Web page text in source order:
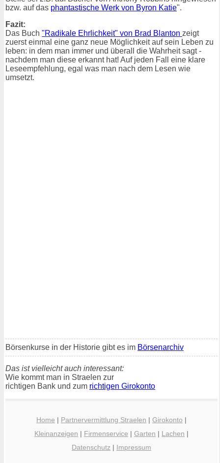
bzw. auf das phantastische Werk von Byron Katie".
Fazit:
Das Buch "Radikale Ehrlichkeit" von Brad Blanton zeigt
zuerst einmal eine ganz neue Möglichkeit auf sein Leben zu
leben: in dem man immer und überall die Wahrheit sagt -
nachdem man diese erkannt hat! Auf jeden Fall eine klare
Leseempfehlung, egal was man nach dem Lesen wie
umsetzt.
Börsenkurse in der Historie gibt es im Börsenarchiv
Das ist vielleicht auch interessant:
Wie kommt man in Straelen zur
richtigen Bank und zum richtigen Girokonto
Home | Partnervermittlung Straelen | Girokonto |
Kleinanzeigen | Firmenservice | Garten | Lachen |
Datenschutz | Impressum